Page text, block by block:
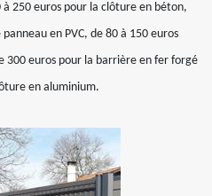
250 euros pour la clôture en béton,
en PVC, de 80 à 150 euros
300 euros pour la barrière en fer forgé
en aluminium.